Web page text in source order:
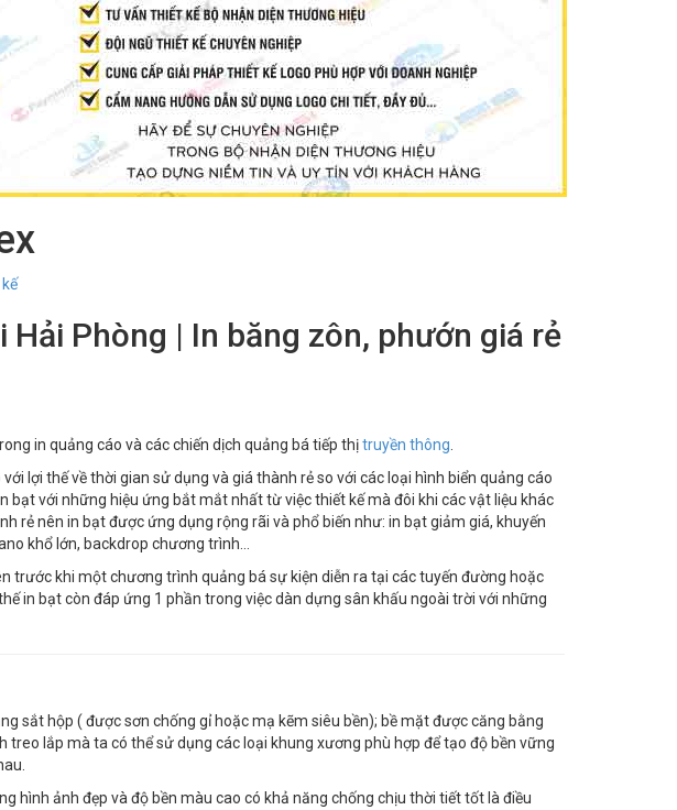
Phòng | In băng zôn, phướn giá rẻ
in quảng cáo và các chiến dịch quảng bá tiếp thịtruyền thông
lợi thế về thời gian sử dụng và giá thành rẻ so với các loại hình biển quảng cáo
bạt với những hiệu ứng bắt mắt nhất từ việc thiết kế mà đôi khi các vật liệu khác
rẻ nên in bạt được ứng dụng rộng rãi và phổ biến như: in bạt giảm giá, khuyến
khổ lớn, backdrop chương trình…
trước khi một chương trình quảng bá sự kiện diễn ra tại các tuyến đường hoặc
in bạt còn đáp ứng 1 phần trong việc dàn dựng sân khấu ngoài trời với những
sắt hộp ( được sơn chống gỉ hoặc mạ kẽm siêu bền); bề mặt được căng bằng
treo lắp mà ta có thể sử dụng các loại khung xương phù hợp để tạo độ bền vững
hình ảnh đẹp và độ bền màu cao có khả năng chống chịu thời tiết tốt là điều